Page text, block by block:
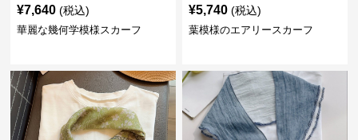
¥7,640 (税込)
華麗な幾何学模様スカーフ
¥5,740 (税込)
葉模様のエアリースカーフ